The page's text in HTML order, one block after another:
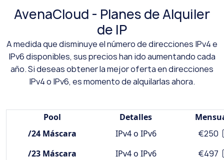
AvenaCloud - Planes de Alquiler
de IP
A medida que disminuye el número de direcciones IPv4 e
IPv6 disponibles, sus precios han ido aumentando cada
año. Si deseas obtener la mejor oferta en direcciones
IPv4 o IPv6, es momento de alquilarlas ahora.
Pool Detalles
/24 Máscara
IPv4 o IPv6
€250
/23 Máscara
IPv4 o IPv6
€497